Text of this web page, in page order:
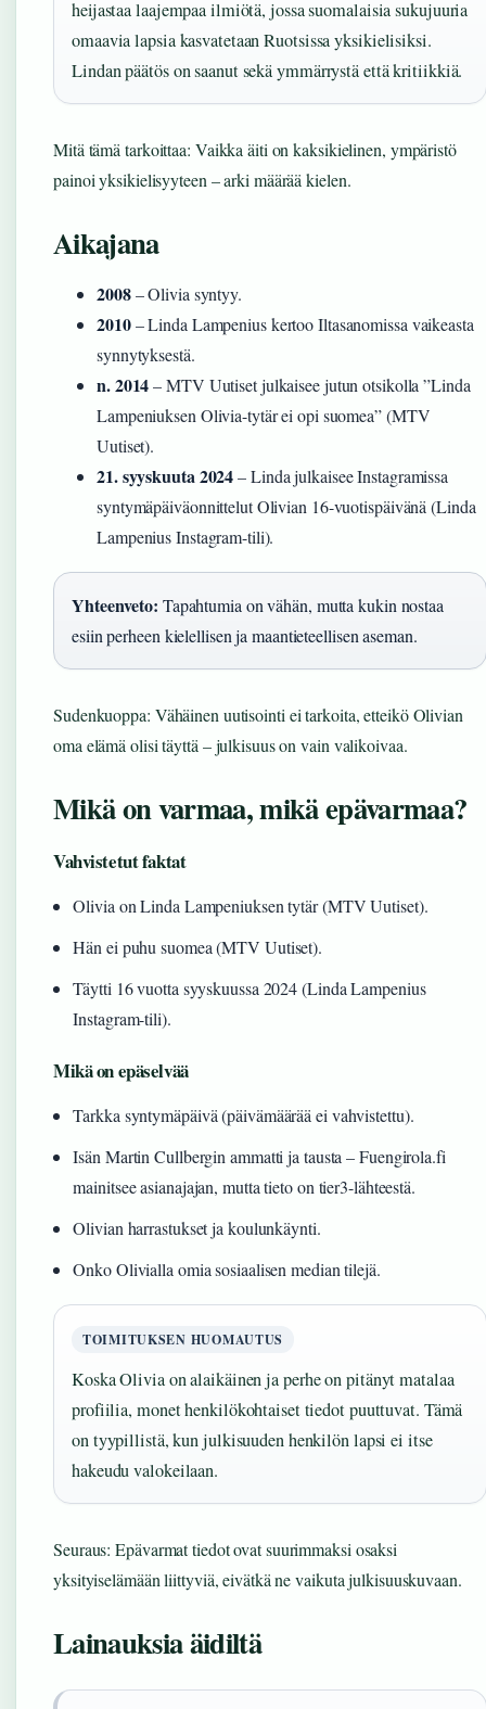
heijastaa laajempaa ilmiötä, jossa suomalaisia sukujuuria
omaavia lapsia kasvatetaan Ruotsissa yksikielisiksi.
Lindan päätös on saanut sekä ymmärrystä että kritiikkiä.
Mitä tämä tarkoittaa: Vaikka äiti on kaksikielinen, ympäristö
painoi yksikielisyyteen – arki määrää kielen.
Aikajana
2008– Olivia syntyy.
2010– Linda Lampenius kertoo Iltasanomissa vaikeasta
synnytyksestä.
n. 2014– MTV Uutiset julkaisee jutun otsikolla ”Linda
Lampeniuksen Olivia-tytär ei opi suomea” (MTV
Uutiset).
21. syyskuuta 2024– Linda julkaisee Instagramissa
syntymäpäiväonnittelut Olivian 16-vuotispäivänä (Linda
Lampenius Instagram-tili).
Yhteenveto: Tapahtumia on vähän, mutta kukin nostaa
esiin perheen kielellisen ja maantieteellisen aseman.
Sudenkuoppa: Vähäinen uutisointi ei tarkoita, etteikö Olivian
oma elämä olisi täyttä – julkisuus on vain valikoivaa.
Mikä on varmaa, mikä epävarmaa?
Vahvistetut faktat
Olivia on Linda Lampeniuksen tytär (MTV Uutiset).
Hän ei puhu suomea (MTV Uutiset).
Täytti 16 vuotta syyskuussa 2024 (Linda Lampenius
Instagram-tili).
Mikä on epäselvää
Tarkka syntymäpäivä (päivämäärää ei vahvistettu).
Isän Martin Cullbergin ammatti ja tausta – Fuengirola.fi
mainitsee asianajajan, mutta tieto on tier3-lähteestä.
Olivian harrastukset ja koulunkäynti.
Onko Olivialla omia sosiaalisen median tilejä.
TOIMITUKSEN HUOMAUTUS
Koska Olivia on alaikäinen ja perhe on pitänyt matalaa
profiilia, monet henkilökohtaiset tiedot puuttuvat. Tämä
on tyypillistä, kun julkisuuden henkilön lapsi ei itse
hakeudu valokeilaan.
Seuraus: Epävarmat tiedot ovat suurimmaksi osaksi
yksityiselämään liittyviä, eivätkä ne vaikuta julkisuuskuvaan.
Lainauksia äidiltä